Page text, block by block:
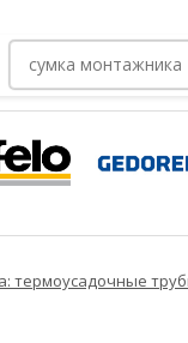
термоусадочные